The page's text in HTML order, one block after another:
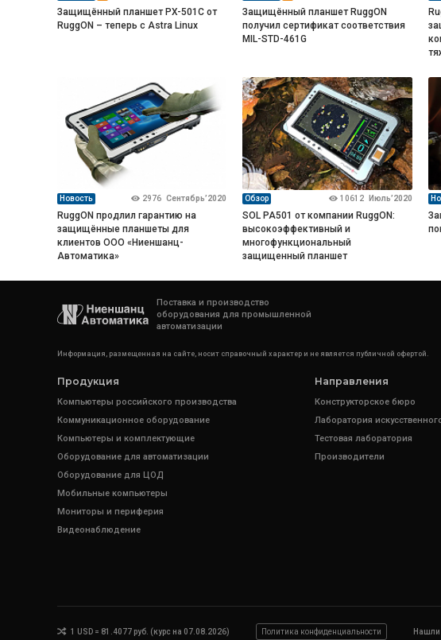
Защищённый планшет PX-501C от
RuggON – теперь с Astra Linux
Защищённый планшет RuggON
получил сертификат соответствия
MIL-STD-461G
Новость 2976 Сентябрь’2020
RuggON продлил гарантию на
защищённые планшеты для
клиентов ООО «Ниеншанц-
Автоматика»
Обзор 10612 Июль’2020
SOL PA501 от компании RuggON:
высокоэффективный и
многофункциональный
защищенный планшет
Поставка и производство
оборудования для промышленной
автоматизации
Информация, размещенная на сайте, носит справочный характер и не является публичной офертой.
Продукция
Компьютеры российского производства
Коммуникационное оборудование
Компьютеры и комплектующие
Оборудование для автоматизации
Оборудование для ЦОД
Мобильные компьютеры
Мониторы и периферия
Видеонаблюдение
Направления
Конструкторское бюро
Лаборатория
Тестовая лаборатория
Производители
1 USD = 81.4077 руб. (курс на 07.08.2026) Политика конфиденциальности Нашли